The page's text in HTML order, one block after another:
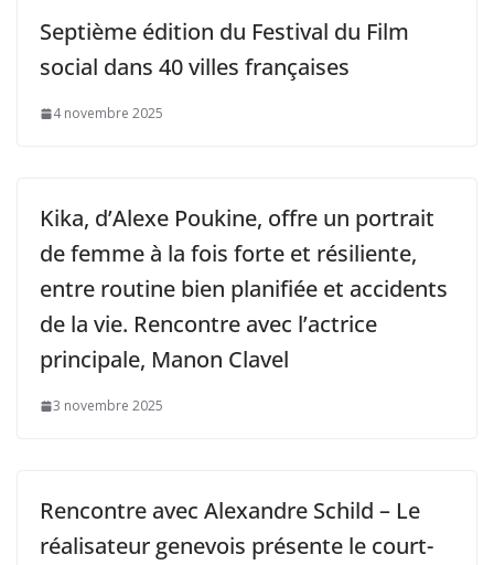
Septième édition du Festival du Film
social dans 40 villes françaises
4 novembre 2025
Kika, d’Alexe Poukine, offre un portrait
de femme à la fois forte et résiliente,
entre routine bien planifiée et accidents
de la vie. Rencontre avec l’actrice
principale, Manon Clavel
3 novembre 2025
Rencontre avec Alexandre Schild – Le
réalisateur genevois présente le court-